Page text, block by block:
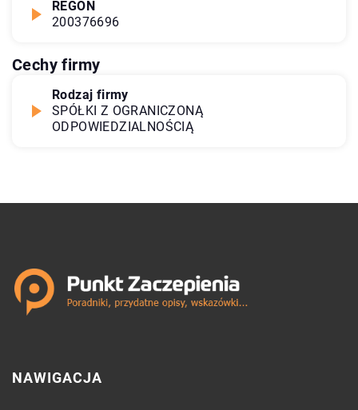
REGON
200376696
Cechy firmy
Rodzaj firmy
SPÓŁKI Z OGRANICZONĄ
ODPOWIEDZIALNOŚCIĄ
NAWIGACJA